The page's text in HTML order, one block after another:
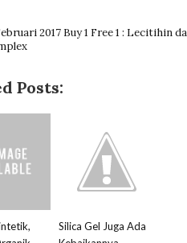
2017 Buy 1 Free 1 : Lecitihin
Posts:
Silica Gel Juga Ada